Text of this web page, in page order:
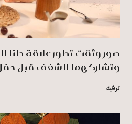
صور وثقت تطور علاقة دانا
وتشاركهما الشغف قبل
ترفيه